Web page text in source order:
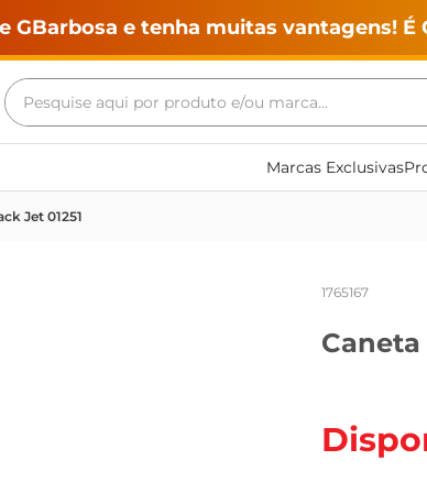
GBarbosa e tenha muitas vantagens! É
Pesquise aqui por produto e/ou marca...
Marcas Exclusivas
Jet 01251
1765167
Caneta
Termos mais buscados
maquina lavar